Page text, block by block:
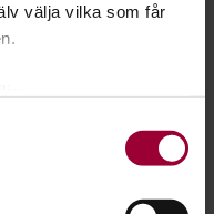
välja vilka som får
upp till flera meter
ena delen av att ta
kamera. Du lär